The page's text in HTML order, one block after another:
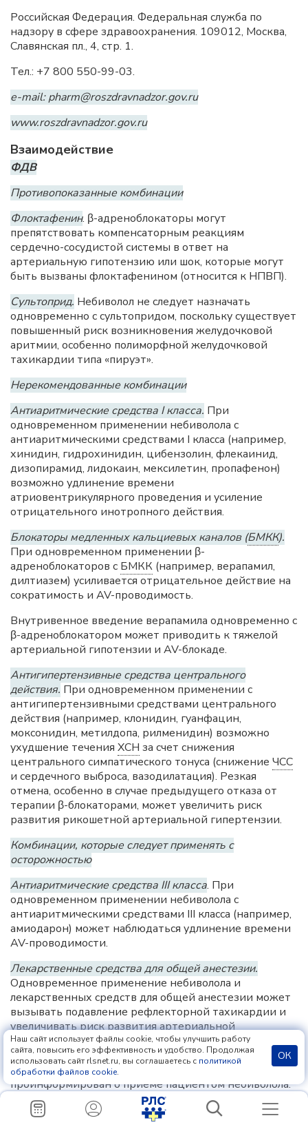
Российская Федерация. Федеральная служба по
надзору в сфере здравоохранения. 109012, Москва,
Славянская пл., 4, стр. 1.
Тел.: +7 800 550-99-03.
e-mail: pharm@roszdravnadzor.gov.ru
www.roszdravnadzor.gov.ru
Взаимодействие
ФДВ
Противопоказанные комбинации
Флоктафенин. β-адреноблокаторы могут
препятствовать компенсаторным реакциям
сердечно-сосудистой системы в ответ на
артериальную гипотензию или шок, которые могут
быть вызваны флоктафенином (относится к НПВП).
Сультоприд. Небиволол не следует назначать
одновременно с сультопридом, поскольку существует
повышенный риск возникновения желудочковой
аритмии, особенно полиморфной желудочковой
тахикардии типа «пируэт».
Нерекомендованные комбинации
Антиаритмические средства I класса. При
одновременном применении небиволола с
антиаритмическими средствами I класса (например,
хинидин, гидрохинидин, цибензолин, флекаинид,
дизопирамид, лидокаин, мексилетин, пропафенон)
возможно удлинение времени
атриовентрикулярного проведения и усиление
отрицательного инотропного действия.
Блокаторы медленных кальциевых каналов (БМКК).
При одновременном применении β-
адреноблокаторов с БМКК (например, верапамил,
дилтиазем) усиливается отрицательное действие на
сократимость и AV-проводимость.
Внутривенное введение верапамила одновременно с
β-адреноблокатором может приводить к тяжелой
артериальной гипотензии и AV-блокаде.
Антигипертензивные средства центрального
действия. При одновременном применении с
антигипертензивными средствами центрального
действия (например, клонидин, гуанфацин,
моксонидин, метилдопа, рилменидин) возможно
ухудшение течения ХСН за счет снижения
центрального симпатического тонуса (снижение ЧСС
и сердечного выброса, вазодилатация). Резкая
отмена, особенно в случае предыдущего отказа от
терапии β-блокаторами, может увеличить риск
развития рикошетной артериальной гипертензии.
Комбинации, которые следует применять с
осторожностью
Антиаритмические средства III класса. При
одновременном применении небиволола с
антиаритмическими средствами III класса (например,
амиодарон) может наблюдаться удлинение времени
AV-проводимости.
Лекарственные средства для общей анестезии.
Одновременное применение небиволола и
лекарственных средств для общей анестезии может
вызывать подавление рефлекторной тахикардии и
увеличивать риск развития артериальной
гипотензии. Общим правилом является
необходимость избегать резкой отмены β-
адреноблокаторов. Анестезиолог должен быть
проинформирован о приеме пациентом небиволола.
Инсулин и гипогликемические средства. При
одновременном применении небиволола с
Наш сайт использует файлы cookie, чтобы улучшить работу
сайта, повысить его эффективность и удобство. Продолжая
использовать сайт rlsnet.ru, вы соглашаетесь с политикой
обработки файлов cookie.
ОК